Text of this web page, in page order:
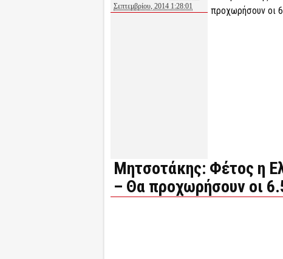
Σεπτεμβρίου, 2014 1:28:01
Μητσοτάκης: Φέτος η
– Θα προχωρήσουν οι